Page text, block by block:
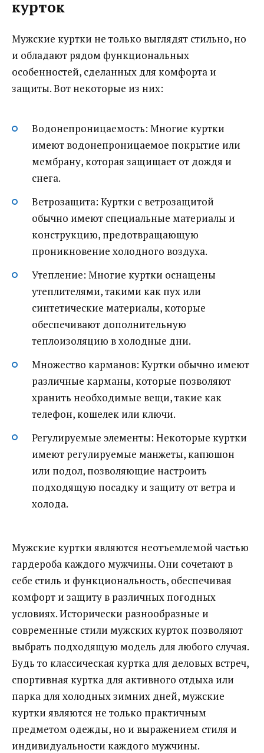
курток
Мужские куртки не только выглядят стильно, но
и обладают рядом функциональных
особенностей, сделанных для комфорта и
защиты. Вот некоторые из них:
Водонепроницаемость: Многие куртки
имеют водонепроницаемое покрытие или
мембрану, которая защищает от дождя и
снега.
Ветрозащита: Куртки с ветрозащитой
обычно имеют специальные материалы и
конструкцию, предотвращающую
проникновение холодного воздуха.
Утепление: Многие куртки оснащены
утеплителями, такими как пух или
синтетические материалы, которые
обеспечивают дополнительную
теплоизоляцию в холодные дни.
Множество карманов: Куртки обычно имеют
различные карманы, которые позволяют
хранить необходимые вещи, такие как
телефон, кошелек или ключи.
Регулируемые элементы: Некоторые куртки
имеют регулируемые манжеты, капюшон
или подол, позволяющие настроить
подходящую посадку и защиту от ветра и
холода.
Мужские куртки являются неотъемлемой частью
гардероба каждого мужчины. Они сочетают в
себе стиль и функциональность, обеспечивая
комфорт и защиту в различных погодных
условиях. Исторически разнообразные и
современные стили мужских курток позволяют
выбрать подходящую модель для любого случая.
Будь то классическая куртка для деловых встреч,
спортивная куртка для активного отдыха или
парка для холодных зимних дней, мужские
куртки являются не только практичным
предметом одежды, но и выражением стиля и
индивидуальности каждого мужчины.